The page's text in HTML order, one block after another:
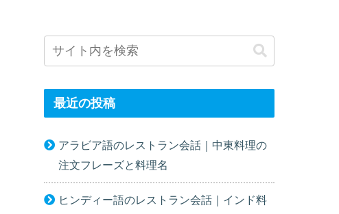
最近の投稿
アラビア語のレストラン会話｜中東料理の
注文フレーズと料理名
ヒンディー語のレストラン会話｜インド料